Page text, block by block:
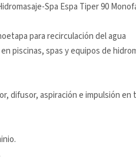
Spa Espa Tiper 90
para recirculación del agua
piscinas, spas y equipos de
difusor, aspiración e impulsión en